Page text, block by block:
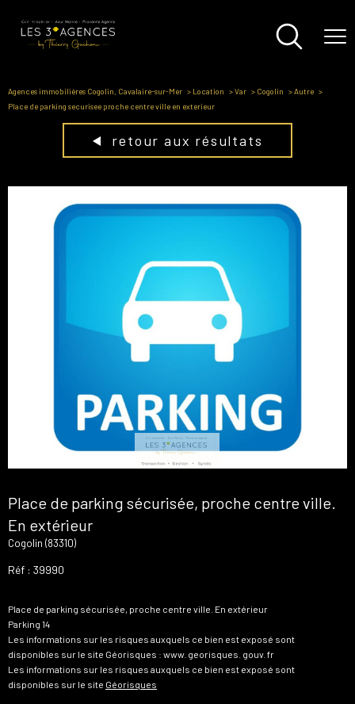
Agences immobilières Cogolin, Cavalaire-sur-Mer Location Var Cogolin
Autre
Place de parking securisee proche centre ville en exterieur
retour aux résultats
Place de parking sécurisée, proche centre ville.
En extérieur
Cogolin (83310)
Réf : 39990
Place de parking sécurisée, proche centre ville. En extérieur
Parking 14
Les informations sur les risques auxquels ce bien est exposé sont
disponibles sur le site Géorisques : www. georisques. gouv. fr
Les informations sur les risques auxquels ce bien est exposé sont
disponibles sur le site Géorisques